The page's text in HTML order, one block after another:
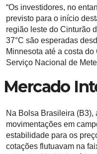
“Os investidores, no
previsto para o início
região leste do Cinturão
37°C são esperadas
Minnesota até a costa
Serviço Nacional de
Mercado
Na Bolsa Brasileira (B3),
movimentações em
estabilidade para os
cotações flutuavam na